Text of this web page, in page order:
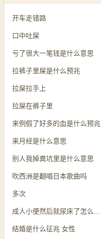
开车走错路
口中吐屎
亏了很大一笔钱是什么意思
拉裤子里屎是什么预兆
拉屎拉手上
拉屎在裤子里
来例假了好多的血是什么预兆
来月经是什么意思
别人我掉粪坑里是什么意思
吹西洲是翻唱日本歌曲吗
多次
结婚是什么征兆 女性